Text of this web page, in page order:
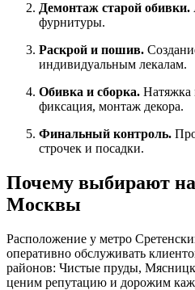
Демонтаж старой обивки.
фурнитуры.
Раскрой и пошив.
индивидуальным лекалам.
Обивка и сборка. Натяжка
фиксация, монтаж декора.
Финальный контроль.
строчек и посадки.
Почему выбирают
Москвы
Расположение у метро
оперативно обслуживать
районов: Чистые пруды,
ценим репутацию и дорожим